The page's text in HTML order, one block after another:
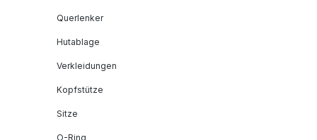
Querlenker
Hutablage
Verkleidungen
Kopfstütze
Sitze
O-Ring